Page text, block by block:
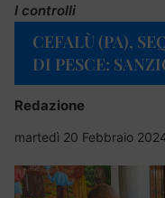
I controlli
CEFALÙ (PA),
DI PESCE:
Redazione
martedì 20 Febbraio